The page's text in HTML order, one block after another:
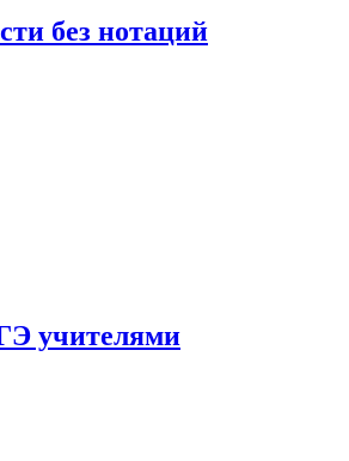
без нотаций
учителями